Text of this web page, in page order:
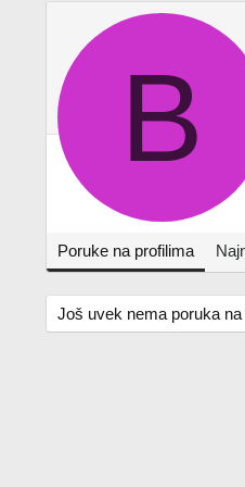
B
Poruke na profilima
Još uvek nema poruka na